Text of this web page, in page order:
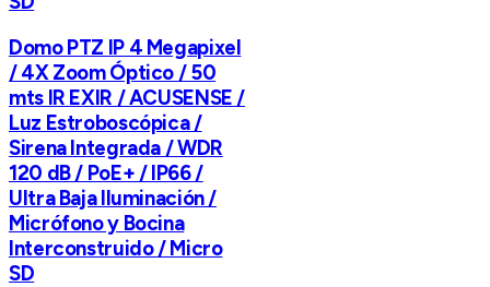
Domo PTZ IP 4 Megapixel
/ 4X Zoom Óptico / 50
mts IR EXIR / ACUSENSE /
Luz Estroboscópica /
Sirena Integrada / WDR
120 dB / PoE+ / IP66 /
Ultra Baja Iluminación /
Micrófono y Bocina
Interconstruido / Micro
SD